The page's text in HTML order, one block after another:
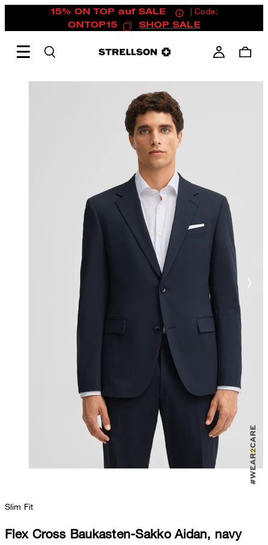
15% ON TOP auf SALE
| Code:
ONTOP15
SHOP SALE
Slim Fit
Flex Cross Baukasten-Sakko Aidan, navy